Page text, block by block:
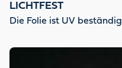
LICHTFEST
Die Folie ist UV beständig